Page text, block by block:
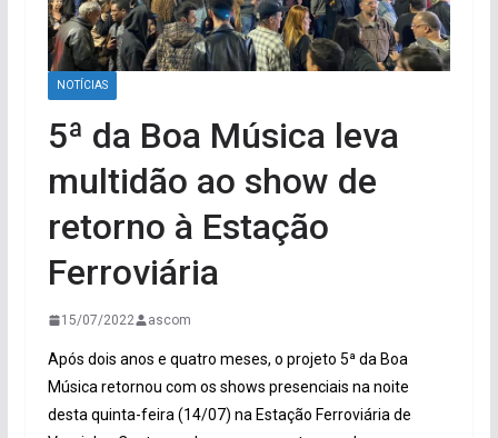
NOTÍCIAS
5ª da Boa Música leva
multidão ao show de
retorno à Estação
Ferroviária
15/07/2022 ascom
Após dois anos e quatro meses, o projeto 5ª da Boa
Música retornou com os shows presenciais na noite
desta quinta-feira (14/07) na Estação Ferroviária de